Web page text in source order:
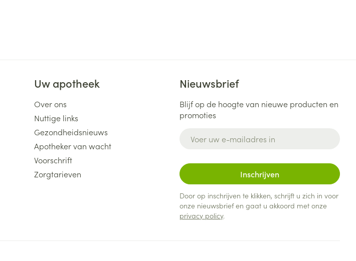
Uw apotheek
Over ons
Nuttige links
Gezondheidsnieuws
Apotheker van wacht
Voorschrift
Zorgtarieven
Nieuwsbrief
Blijf op de hoogte van nieuwe producten en
promoties
Inschrijven
Door op inschrijven te klikken, schrijft u zich in voor
onze nieuwsbrief en gaat u akkoord met onze
privacy policy.